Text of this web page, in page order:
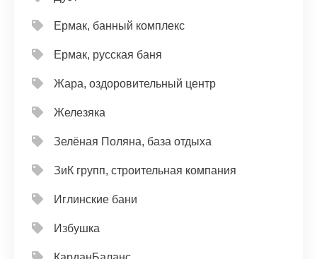
Ермак, банный комплекс
Ермак, русская баня
Жара, оздоровительный центр
Железяка
Зелёная Поляна, база отдыха
ЗиК групп, строительная компания
Иглинские бани
Избушка